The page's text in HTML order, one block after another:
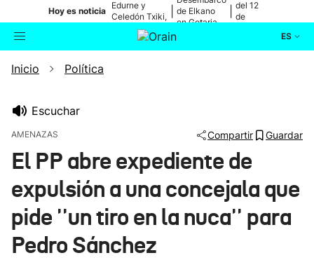
Hoy es noticia
Edurne y
Celedón Txiki,
en directo
de Elkano
en Getaria
del 12
de
ES
Buscador
Ikusmiran
Eguraldia
Inicio Política
Escuchar
AMENAZAS Compartir Guardar
El PP abre expediente de
expulsión a una concejala que
pide ''un tiro en la nuca'' para
Pedro Sánchez